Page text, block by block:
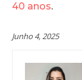
40 anos.
Junho 4, 2025